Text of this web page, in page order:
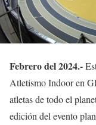
Febrero del 2024.-
Atletismo Indoor en
atletas de todo el
edición del evento